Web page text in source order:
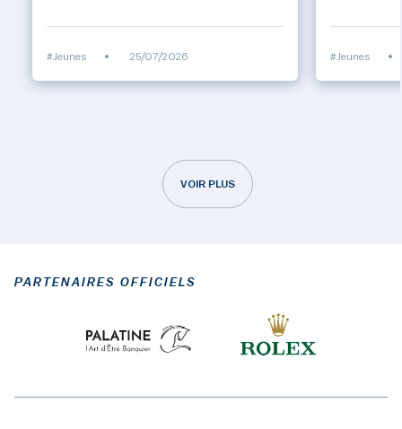
#Jeunes • 25/07/2026 #Jeunes •
VOIR PLUS
PARTENAIRES OFFICIELS